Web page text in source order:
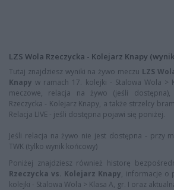
LZS Wola Rzeczycka - Kolejarz Knapy
Tutaj znajdziesz wyniki na żywo meczu LZS
Knapy w ramach 17. kolejki - Stalowa Wola >
meczowe, relacja na żywo (jeśli
Rzeczycka - Kolejarz Knapy, a także strzelcy
Relacja LIVE - jeśli dostępna pojawi się poniżej.
Jeśli relacja na żywo nie jest dostępna - przy
TWK (tylko wynik końcowy)
Poniżej znajdziesz również historę
Rzeczycka vs. Kolejarz Knapy, informacje o
kolejki - Stalowa Wola > Klasa A, gr. I oraz